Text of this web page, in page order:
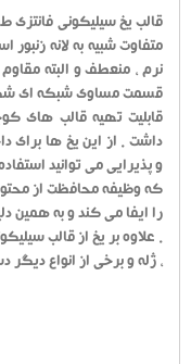
قالب یخ سیلیکونی فانتزی
متفاوت شبیه به لانه
قسمت مساوی شبکه ای شکل
قابلیت تهیه قالب های
داشت . از این یخ ها برای
و پذیرایی می توانید
که وظیفه محافظت از
را ایفا می کند و به همین
. علاوه بر یخ از قالب
، ژله و برخی از انواع دیگر